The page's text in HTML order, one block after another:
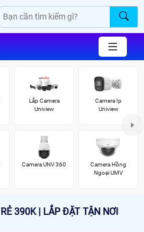
Lắp Camera
Uniview
Camera Ip
Uniview
Camera UNV 360
Camera Hồng
Ngoại UMV
390K | LẮP ĐẶT TẬN NƠI